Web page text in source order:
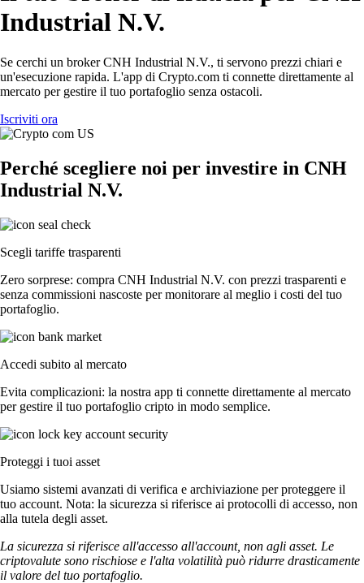
Industrial N.V.
Se cerchi un broker CNH Industrial N.V., ti servono prezzi chiari e
un'esecuzione rapida. L'app di Crypto.com ti connette direttamente al
mercato per gestire il tuo portafoglio senza ostacoli.
Iscriviti ora
Perché scegliere noi per investire in CNH
Industrial N.V.
Scegli tariffe trasparenti
Zero sorprese: compra CNH Industrial N.V. con prezzi trasparenti e
senza commissioni nascoste per monitorare al meglio i costi del tuo
portafoglio.
Accedi subito al mercato
Evita complicazioni: la nostra app ti connette direttamente al mercato
per gestire il tuo portafoglio cripto in modo semplice.
Proteggi i tuoi asset
Usiamo sistemi avanzati di verifica e archiviazione per proteggere il
tuo account. Nota: la sicurezza si riferisce ai protocolli di accesso, non
alla tutela degli asset.
La sicurezza si riferisce all'accesso all'account, non agli asset. Le
criptovalute sono rischiose e l'alta volatilità può ridurre drasticamente
il valore del tuo portafoglio.